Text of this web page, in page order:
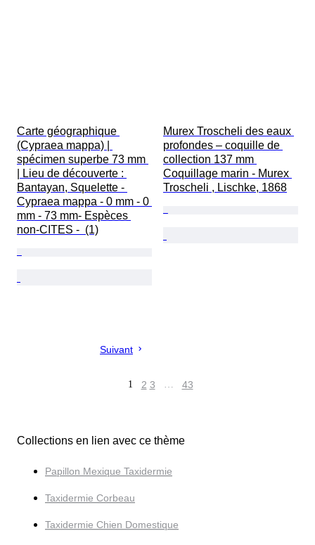
Carte géographique
(Cypraea mappa) |
spécimen superbe 73 mm
| Lieu de découverte :
Bantayan, Squelette -
Cypraea mappa - 0 mm - 0
mm - 73 mm- Espèces
non-CITES -  (1)
Murex Troscheli des eaux
profondes – coquille de
collection 137 mm
Coquillage marin - Murex
Troscheli , Lischke, 1868
Suivant
1 2 3 … 43
Collections en lien avec ce thème
Papillon Mexique Taxidermie
Taxidermie Corbeau
Taxidermie Chien Domestique